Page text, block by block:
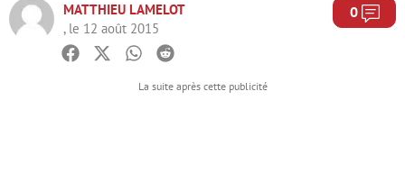
MATTHIEU LAMELOT
, le 12 août 2015
0
Facebook
TwitterWhatsapp
Reddit